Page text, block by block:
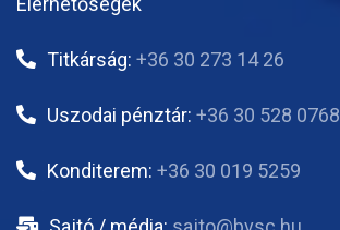
Titkárság: +36 30 273 14 26
Uszodai pénztár: +36 30 528 0768
Konditerem: +36 30 019 5259